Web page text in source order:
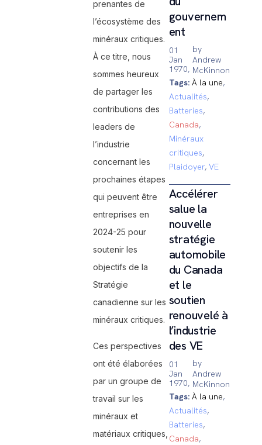
gouvernem
ent
01
Jan
1970,
by
Andrew
McKinnon
Tags: À la une,
Actualités,
Batteries,
Canada,
Minéraux
critiques,
Plaidoyer, VE
Accélérer
salue la
nouvelle
stratégie
automobile
du Canada
et le
soutien
renouvelé à
l’industrie
des VE
01
Jan
1970,
by
Andrew
McKinnon
Tags: À la une,
Actualités,
Batteries,
Canada,
prenantes de
l’écosystème des
minéraux critiques.
À ce titre, nous
sommes heureux
de partager les
contributions des
leaders de
l’industrie
concernant les
prochaines étapes
qui peuvent être
entreprises en
2024-25 pour
soutenir les
objectifs de la
Stratégie
canadienne sur les
minéraux critiques.
Ces perspectives
ont été élaborées
par un groupe de
travail sur les
minéraux et
matériaux critiques,